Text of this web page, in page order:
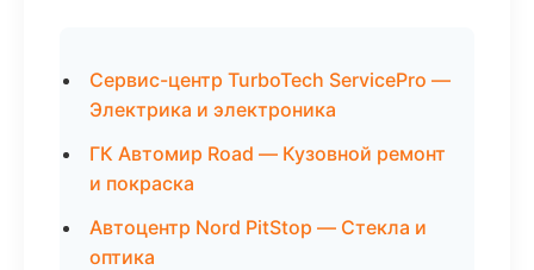
Сервис-центр TurboTech ServicePro —
Электрика и электроника
ГК Автомир Road — Кузовной ремонт
и покраска
Автоцентр Nord PitStop — Стекла и
оптика